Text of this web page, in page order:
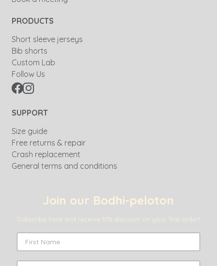
PRODUCTS
Short sleeve jerseys
Bib shorts
Custom Lab
Follow Us
SUPPORT
Size guide
Free returns & repair
Crash replacement
General terms and conditions
Join our Bodhi-peloton
Subscribe here and receive 10% discount on your first order!